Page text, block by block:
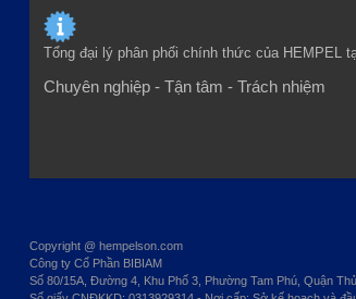
Tổng đại lý phân phối chính thức của HEMPEL
Chuyên nghiệp - Tận tâm - Trách nhiệm
Copyright @ hempelson.com
Công ty Cổ Phần BIBIAM
Số 80/15A, Đường 4, Khu Phố 3, Phường Tam Phú, Quận